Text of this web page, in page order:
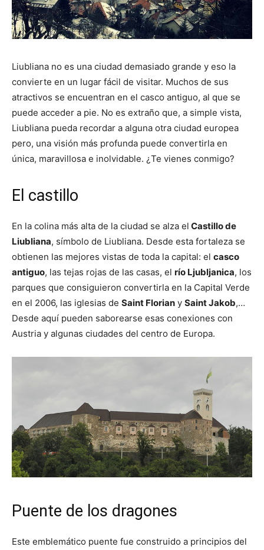
Liubliana no es una ciudad demasiado grande y eso la
convierte en un lugar fácil de visitar. Muchos de sus
atractivos se encuentran en el casco antiguo, al que se
puede acceder a pie. No es extraño que, a simple vista,
Liubliana pueda recordar a alguna otra ciudad europea
pero, una visión más profunda puede convertirla en
única, maravillosa e inolvidable. ¿Te vienes conmigo?
El castillo
En la colina más alta de la ciudad se alza el Castillo de
Liubliana, símbolo de Liubliana. Desde esta fortaleza se
obtienen las mejores vistas de toda la capital: el casco
antiguo, las tejas rojas de las casas, el río Ljubljanica, los
parques que consiguieron convertirla en la Capital Verde
en el 2006, las iglesias de Saint Florian y Saint Jakob,…
Desde aquí pueden saborearse esas conexiones con
Austria y algunas ciudades del centro de Europa.
Puente de los dragones
Este emblemático puente fue construido a principios del